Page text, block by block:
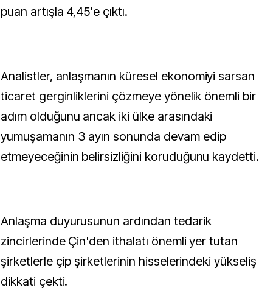
puan artışla 4,45'e çıktı.
Analistler, anlaşmanın küresel ekonomiyi sarsan
ticaret gerginliklerini çözmeye yönelik önemli bir
adım olduğunu ancak iki ülke arasındaki
yumuşamanın 3 ayın sonunda devam edip
etmeyeceğinin belirsizliğini koruduğunu kaydetti.
Anlaşma duyurusunun ardından tedarik
zincirlerinde Çin'den ithalatı önemli yer tutan
şirketlerle çip şirketlerinin hisselerindeki yükseliş
dikkati çekti.